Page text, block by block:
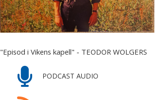
"Episod i Vikens kapell" - TEODOR WOLGERS
PODCAST AUDIO